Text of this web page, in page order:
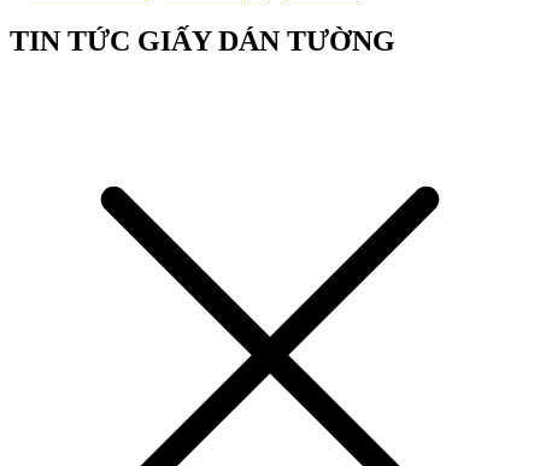
TIN TỨC GIẤY DÁN TƯỜNG